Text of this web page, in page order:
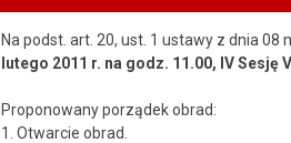
Na podst. art. 20, ust. 1 ustawy z dnia
lutego 2011 r. na godz. 11.00, IV Sesję
Proponowany porządek obrad:
1. Otwarcie obrad.